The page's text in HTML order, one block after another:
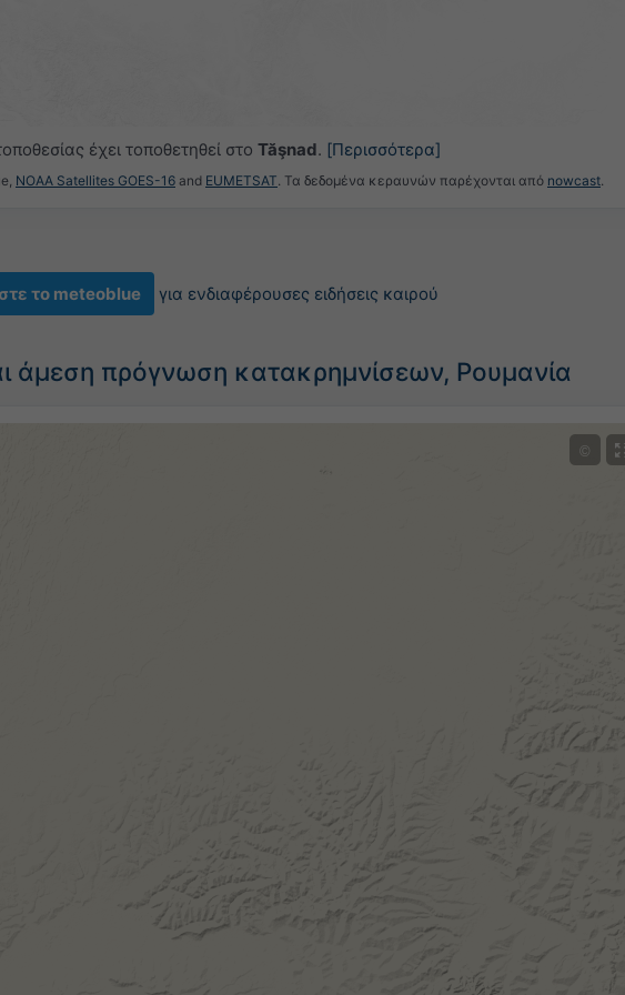
έχει τοποθετηθεί στο Tăşnad. [Περισσότερα]
NOAA Satellites GOES-16 and EUMETSAT. Τα δεδομένα κεραυνών παρέχονται από nowcast.
το meteoblue για ενδιαφέρουσες ειδήσεις καιρού
άμεση πρόγνωση κατακρημνίσεων, Ρουμανία
©